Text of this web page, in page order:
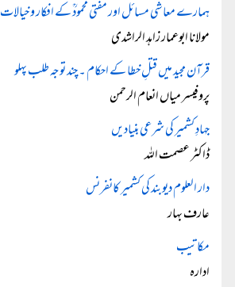
ہمارے معاشی مسائل اور مفتی محمودؒ کے افکار و خیالات
مولانا ابوعمار زاہد الراشدی
قرآن مجید میں قتلِ خطا کے احکام ۔ چند توجہ طلب پہلو
پروفیسر میاں انعام الرحمن
جہادِ کشمیر کی شرعی بنیادیں
ڈاکٹر عصمت اللہ
دار العلوم دیوبند کی کشمیر کانفرنس
عارف بہار
مکاتیب
ادارہ